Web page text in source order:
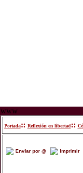
www
Portada:: Reflexión en libertad::
Enviar por @ Imprimir